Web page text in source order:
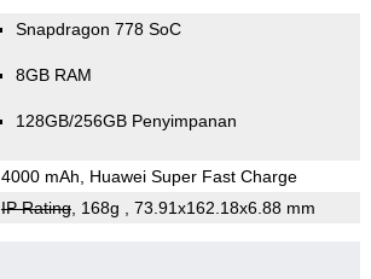
Snapdragon 778 SoC
8GB RAM
128GB/256GB Penyimpanan
4000 mAh, Huawei Super Fast Charge
IP Rating, 168g , 73.91x162.18x6.88 mm